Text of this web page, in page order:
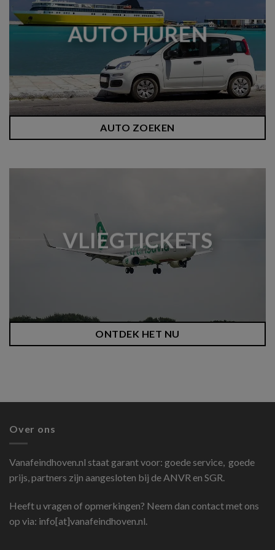
AUTO HUREN
AUTO ZOEKEN
VLIEGTICKETS
ONTDEK HET NU
Over ons
Vanafeindhoven.nl staat garant voor: goede service, goede
prijs, partners zijn aangesloten bij de ANVR en SGR.
Heeft u vragen of opmerkingen? Neem dan contact met ons
op via: info[at]vanafeindhoven.nl.